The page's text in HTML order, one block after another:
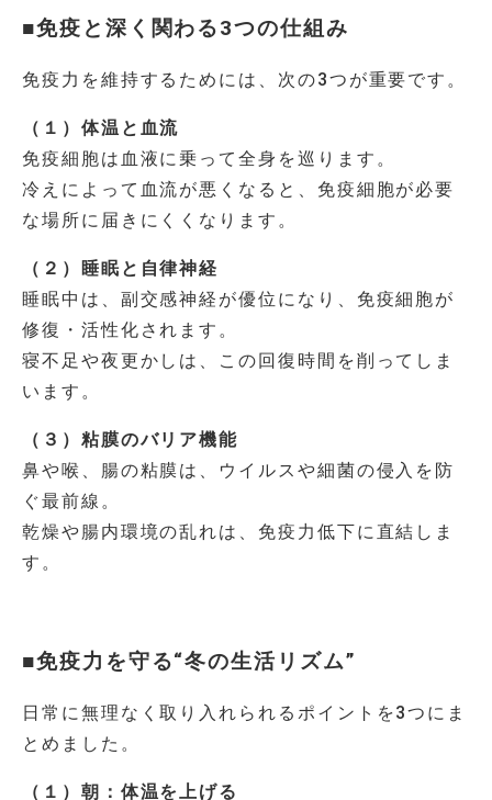
■免疫と深く関わる3つの仕組み
免疫力を維持するためには、次の3つが重要です。
（１）体温と血流
免疫細胞は血液に乗って全身を巡ります。
冷えによって血流が悪くなると、免疫細胞が必要
な場所に届きにくくなります。
（２）睡眠と自律神経
睡眠中は、副交感神経が優位になり、免疫細胞が
修復・活性化されます。
寝不足や夜更かしは、この回復時間を削ってしま
います。
（３）粘膜のバリア機能
鼻や喉、腸の粘膜は、ウイルスや細菌の侵入を防
ぐ最前線。
乾燥や腸内環境の乱れは、免疫力低下に直結しま
す。
■免疫力を守る“冬の生活リズム”
日常に無理なく取り入れられるポイントを3つにま
とめました。
（１）朝：体温を上げる